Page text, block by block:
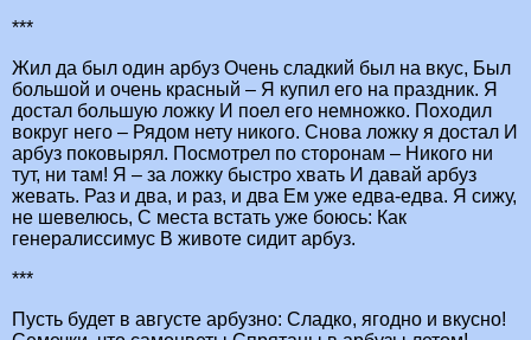
***
Жил да был один арбуз Очень сладкий был на вкус, Был
большой и очень красный – Я купил его на праздник. Я
достал большую ложку И поел его немножко. Походил
вокруг него – Рядом нету никого. Снова ложку я достал И
арбуз поковырял. Посмотрел по сторонам – Никого ни
тут, ни там! Я – за ложку быстро хвать И давай арбуз
жевать. Раз и два, и раз, и два Ем уже едва-едва. Я сижу,
не шевелюсь, С места встать уже боюсь: Как
генералиссимус В животе сидит арбуз.
***
Пусть будет в августе арбузно: Сладко, ягодно и вкусно!